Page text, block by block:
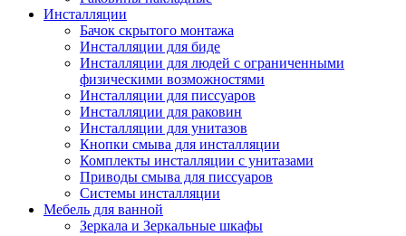
Инсталляции
Бачок скрытого монтажа
Инсталляции для биде
Инсталляции для людей с ограниченными
физическими возможностями
Инсталляции для писсуаров
Инсталляции для раковин
Инсталляции для унитазов
Кнопки смыва для инсталляции
Комплекты инсталляции с унитазами
Приводы смыва для писсуаров
Системы инсталляции
Мебель для ванной
Зеркала и Зеркальные шкафы